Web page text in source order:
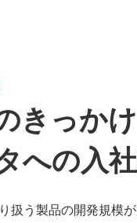
きっか
への入
扱う製品の開発規模